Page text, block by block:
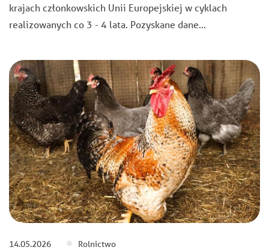
krajach członkowskich Unii Europejskiej w cyklach
realizowanych co 3 - 4 lata. Pozyskane dane…
14.05.2026 Rolnictwo